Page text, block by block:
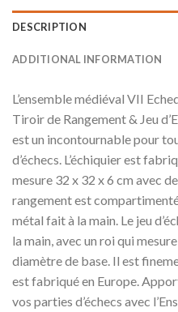
DESCRIPTION
ADDITIONAL INFORMATION
L’ensemble médiéval VII
Tiroir de Rangement & Jeu
est un incontournable pour
d’échecs. L’échiquier est
mesure 32 x 32 x 6 cm avec
rangement est compartimenté
métal fait à la main. Le jeu
la main, avec un roi qui
diamètre de base. Il est
est fabriqué en Europe.
vos parties d’échecs avec